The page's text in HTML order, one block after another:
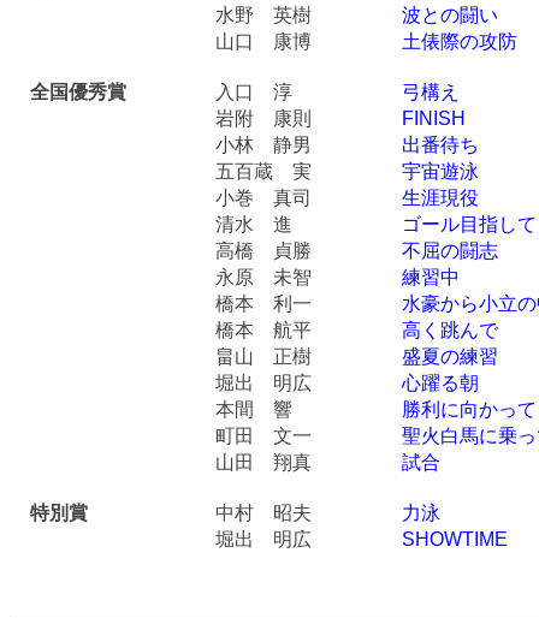
水野 英樹
山口 康博
波との闘い
土俵際の攻防
全国優秀賞
入口 淳
岩附 康則
小林 静男
五百蔵 実
小巻 真司
清水 進
高橋 貞勝
永原 未智
橋本 利一
橋本 航平
畠山 正樹
堀出 明広
本間 響
町田 文一
山田 翔真
弓構え
FINISH
出番待ち
宇宙遊泳
生涯現役
ゴール目指して
不屈の闘志
練習中
水豪から小立
高く跳んで
盛夏の練習
心躍る朝
勝利に向かって
聖火白馬に乗
試合
特別賞
中村 昭夫
堀出 明広
力泳
SHOWTIME